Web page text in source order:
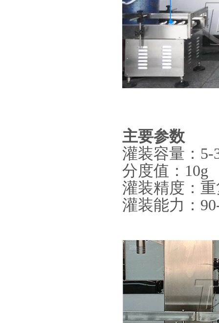
主要参数
灌装容量：5-
分度值：10g
灌装精度：
灌装能力：